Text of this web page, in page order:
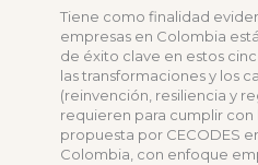
Tiene como finalidad
empresas en Colombia
de éxito clave en estos
las transformaciones y los
(reinvención, resiliencia y
requieren para cumplir con
propuesta por CECODES
Colombia, con enfoque